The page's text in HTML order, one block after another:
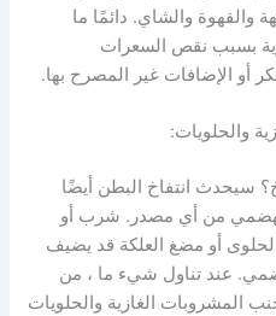
والقهوة والشاي. دائمًا ما
بسبب نقص السعرات
أو الإضافات غير المصرح بها.
والحلويات:
سيحدث انتفاخ البطن أيضًا
من أي مصدر. شرب أو
الحلوى أو مضغ العلكة قد يضيف
عند تناول شيء ما ، من
المشروبات الغازية والحلويات